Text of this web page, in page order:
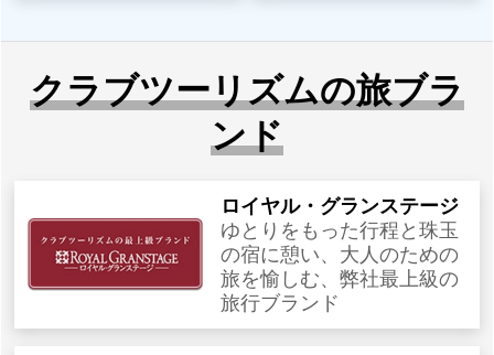
クラブツーリズムの旅ブラ
ンド
ロイヤル・グランステージ
ゆとりをもった行程と珠玉
の宿に憩い、大人のための
旅を愉しむ、弊社最上級の
旅行ブランド